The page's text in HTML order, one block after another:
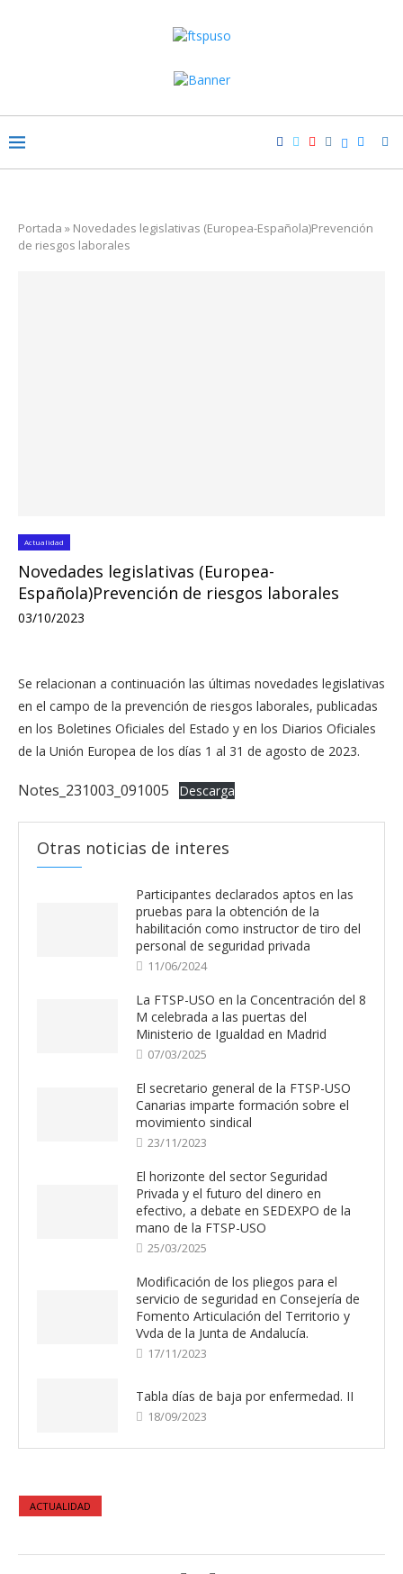
Portada » Novedades legislativas (Europea-Española)Prevención
de riesgos laborales
Actualidad
Novedades legislativas (Europea-
Española)Prevención de riesgos laborales
03/10/2023
Se relacionan a continuación las últimas novedades legislativas
en el campo de la prevención de riesgos laborales, publicadas
en los Boletines Oficiales del Estado y en los Diarios Oficiales
de la Unión Europea de los días 1 al 31 de agosto de 2023.
Notes_231003_091005 Descarga
Otras noticias de interes
Participantes declarados aptos en las
pruebas para la obtención de la
habilitación como instructor de tiro del
personal de seguridad privada
11/06/2024
La FTSP-USO en la Concentración del 8
M celebrada a las puertas del
Ministerio de Igualdad en Madrid
07/03/2025
El secretario general de la FTSP-USO
Canarias imparte formación sobre el
movimiento sindical
23/11/2023
El horizonte del sector Seguridad
Privada y el futuro del dinero en
efectivo, a debate en SEDEXPO de la
mano de la FTSP-USO
25/03/2025
Modificación de los pliegos para el
servicio de seguridad en Consejería de
Fomento Articulación del Territorio y
Vvda de la Junta de Andalucía.
17/11/2023
Tabla días de baja por enfermedad. II
18/09/2023
ACTUALIDAD